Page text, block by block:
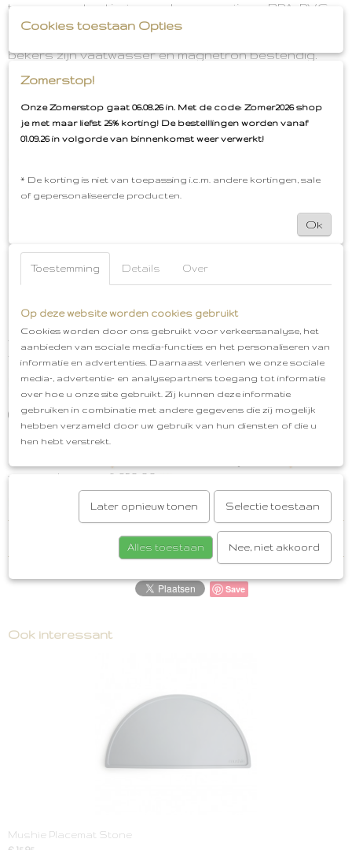
tegen een stootje, is geurloos en vrij van BPA, PVC
en ftalaten, 100% natuurlijk en is eco-vriendelijk. Het
bekers zijn vaatwasser en magnetron bestendig.
Wat zijn eigenlijk de voordelen van polypropyleen
plastic?
Sterk en hard materiaal
Bacterie werend
De mooie pasteltinten matchen bij de anderen
producten van het Mushie servies. Het servies is
dinnerset cadeau voor een: zwangerschap,
babyshower, geboorte of verjaardag. Maak gebruik
van de gratis cadeauservice en wij pakken het leuk
voor je in!
Mushie
Dinnerset
Inhoud: 1 beker, 1 kom, 1
bord, 1 besteksetje
Vorm: Rond
Kleur: Smoke
(donkergrijs)
Afmetingen: B19 xL 19 x H2,5 cm
Materiaal: polypropyleen plastic
BPA vrij
Vaatwasser en Magnetronbestendig
cadeauservice
verzenden vanaf €50,00
Save
Ook interessant
Mushie Placemat Stone
Cookies toestaan Opties
Zomerstop!
Onze Zomerstop gaat 06.08.26 in. Met de code: Zomer2026 shop
je met maar liefst 25% korting! De bestelllingen worden vanaf
01.09.26 in volgorde van binnenkomst weer verwerkt!
* De korting is niet van toepassing i.c.m. andere kortingen, sale
of gepersonaliseerde producten.
Ok
Toestemming Details Over
Op deze website worden cookies gebruikt
Cookies worden door ons gebruikt voor verkeersanalyse, het
aanbieden van sociale media-functies en het personaliseren van
informatie en advertenties. Daarnaast verlenen we onze sociale
media-, advertentie- en analysepartners toegang tot informatie
over hoe u onze site gebruikt. Zij kunnen deze informatie
gebruiken in combinatie met andere gegevens die zij mogelijk
hebben verzameld door uw gebruik van hun diensten of die u
hen hebt verstrekt.
Later opnieuw tonen Selectie toestaan
Alles toestaan Nee, niet akkoord